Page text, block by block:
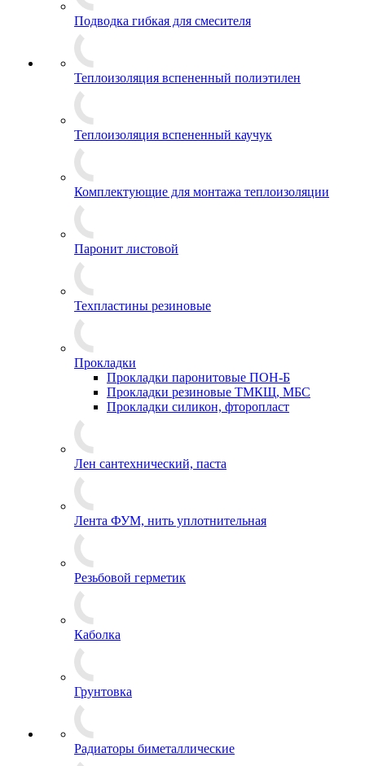
Подводка гибкая для смесителя
Теплоизоляция вспененный полиэтилен
Теплоизоляция вспененный каучук
Комплектующие для монтажа теплоизоляции
Паронит листовой
Техпластины резиновые
Прокладки
Прокладки паронитовые ПОН-Б
Прокладки резиновые ТМКЩ, МБС
Прокладки силикон, фторопласт
Лен сантехнический, паста
Лента ФУМ, нить уплотнительная
Резьбовой герметик
Каболка
Грунтовка
Радиаторы биметаллические